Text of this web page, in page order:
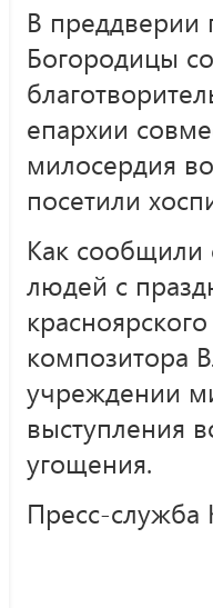
В преддверии
Богородицы
епархии
милосердия
посетили
Как сообщили
людей с
композитора
учреждении
выступления
угощения.
Пресс-служба